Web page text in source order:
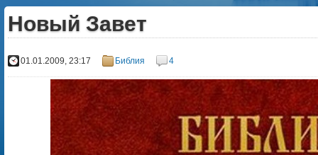
Новый Завет
01.01.2009, 23:17 Библия 4